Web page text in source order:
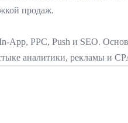
продаж.
App, PPC, Push и SEO.
аналитики, рекламы и